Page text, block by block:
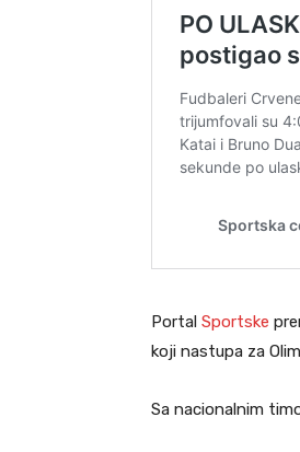
Portal Sportske
koji nastupa za
Sa nacionalnim